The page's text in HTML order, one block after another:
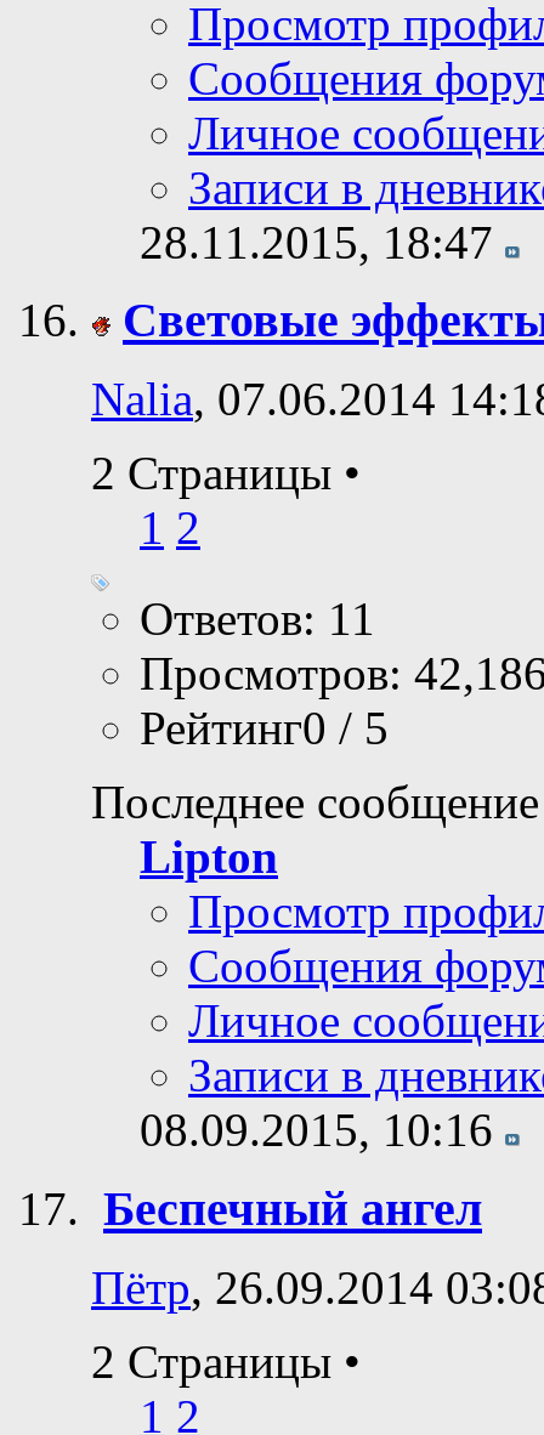
Последнее
Сонджу
Просмотр
Сообщения
Личное
Записи в
28.11.2015,18:47
Световые
Nalia, 07.06.2014
2 Страницы
1 2
Ответов: 11
Просмотров:
Рейтинг0 / 5
Последнее
Lipton
Просмотр
Сообщения
Личное
Записи в
08.09.2015,10:16
Беспечный ангел
Пётр, 26.09.2014